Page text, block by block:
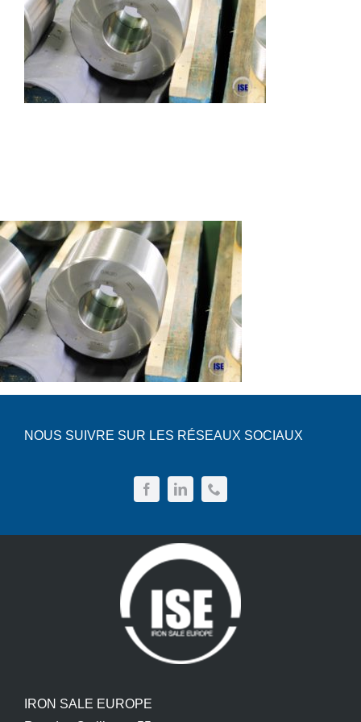
Autres produits
Boulonnerie spéciale
Français
Nederlands
NOUS SUIVRE SUR LES RÉSEAUX SOCIAUX
IRON SALE EUROPE